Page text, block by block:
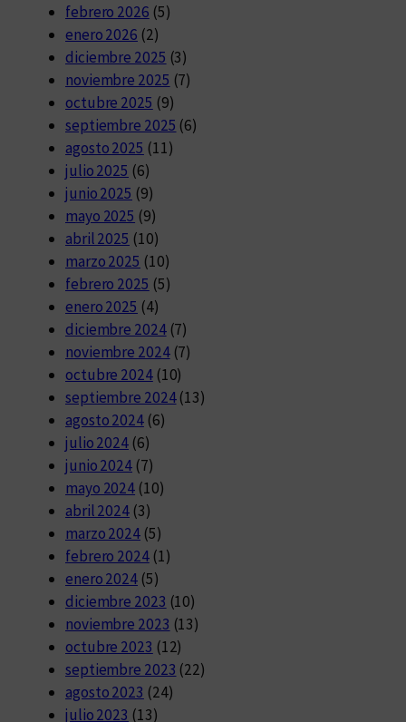
febrero 2026 (5)
enero 2026 (2)
diciembre 2025 (3)
noviembre 2025 (7)
octubre 2025 (9)
septiembre 2025 (6)
agosto 2025 (11)
julio 2025 (6)
junio 2025 (9)
mayo 2025 (9)
abril 2025 (10)
marzo 2025 (10)
febrero 2025 (5)
enero 2025 (4)
diciembre 2024(7)
noviembre 2024(7)
octubre 2024(10)
septiembre 2024(13)
agosto 2024(6)
julio 2024 (6)
junio 2024 (7)
mayo 2024 (10)
abril 2024 (3)
marzo 2024 (5)
febrero 2024(1)
enero 2024 (5)
diciembre 2023 (10)
noviembre 2023 (13)
octubre 2023 (12)
septiembre 2023 (22)
agosto 2023 (24)
julio 2023 (13)